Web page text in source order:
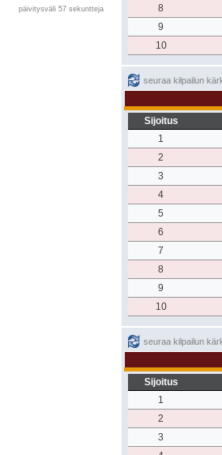
päivitysväli 57 sekuntteja
8
9
10
seuraa kilpailun
Sijoitus
1
2
3
4
5
6
7
8
9
10
seuraa kilpailun
Sijoitus
1
2
3